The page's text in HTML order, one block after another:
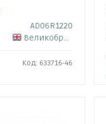
AD06R1220
Великобритания
Код: 633716-46